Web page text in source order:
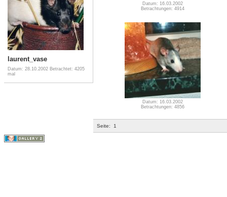
laurent_vase
Datum: 28.10.2002 Betrachtet: 4205
mal
Datum: 16.03.2002
Betrachtungen: 4914
Datum: 16.03.2002
Betrachtungen: 4856
Seite: 1